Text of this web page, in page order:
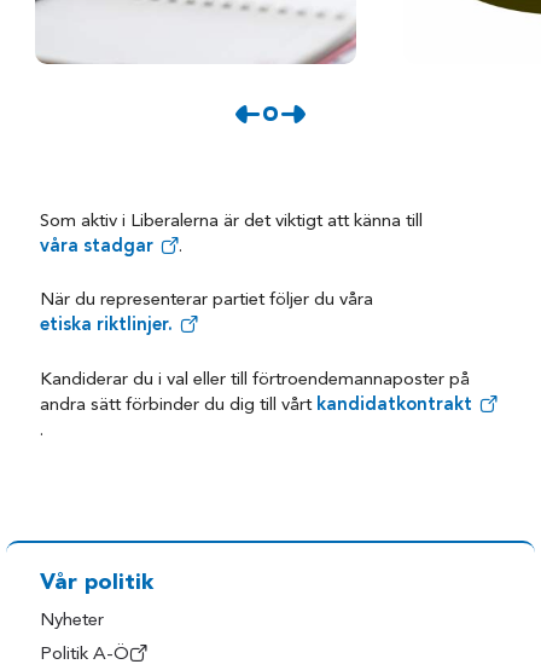
Som aktiv i Liberalerna är det viktigt att känna till
våra stadgar
.
När du representerar partiet följer du våra
etiska riktlinjer.
Kandiderar du i val eller till förtroendemannaposter på
andra sätt förbinder du dig till vårt kandidatkontrakt
.
Vår politik
Nyheter
Politik A-Ö